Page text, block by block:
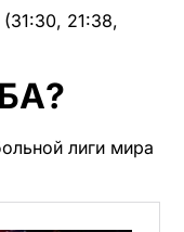
(31:30, 21:38,
лиги мира